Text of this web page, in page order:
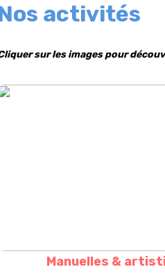
activités
sur les images pour
Manuelles &